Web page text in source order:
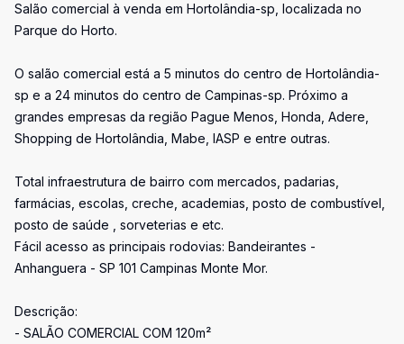
Salão comercial à venda em Hortolândia-sp, localizada no
Parque do Horto.
O salão comercial está a 5 minutos do centro de Hortolândia-
sp e a 24 minutos do centro de Campinas-sp. Próximo a
grandes empresas da região Pague Menos, Honda, Adere,
Shopping de Hortolândia, Mabe, IASP e entre outras.
Total infraestrutura de bairro com mercados, padarias,
farmácias, escolas, creche, academias, posto de combustível,
posto de saúde , sorveterias e etc.
Fácil acesso as principais rodovias: Bandeirantes -
Anhanguera - SP 101 Campinas Monte Mor.
Descrição:
- SALÃO COMERCIAL COM 120m²